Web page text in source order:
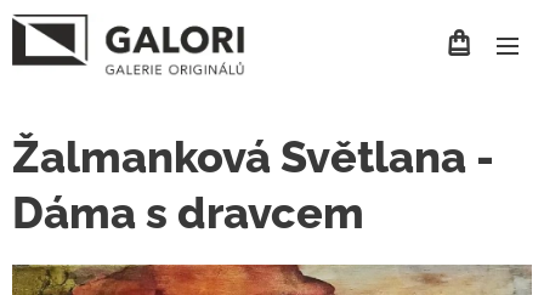
Žalmanková Světlana -
Dáma s dravcem